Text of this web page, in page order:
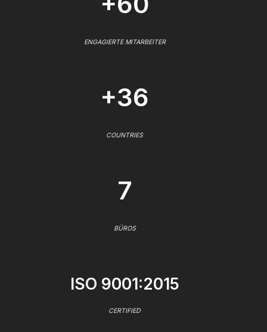
ENGAGIERTE MITARBEITER
+36
COUNTRIES
7
BÜROS
ISO 9001:2015
CERTIFIED